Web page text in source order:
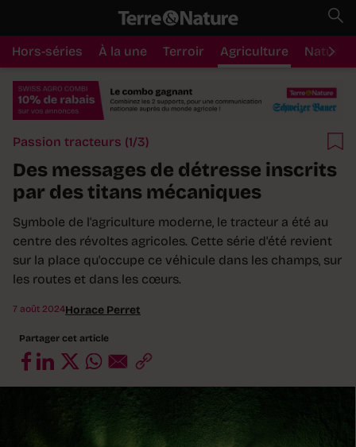
Hors-séries À la une Terroir Agriculture Nature
Passion tracteurs (1/3)
Des messages de détresse inscrits
par des titans mécaniques
Symbole de l'agriculture moderne, le tracteur a été au
centre des révoltes agricoles. Cette série d'été revient
sur la place qu'occupe ce véhicule dans les champs, sur
les routes et dans les cœurs.
7 août 2024Horace Perret
Partager cet article